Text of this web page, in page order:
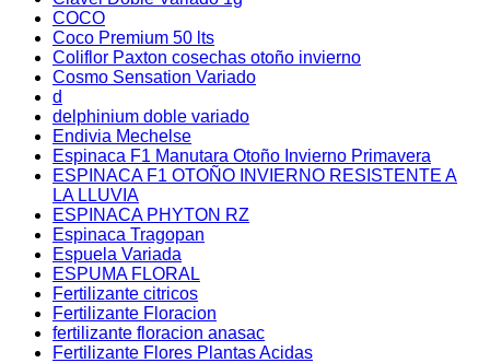
COCO
Coco Premium 50 lts
Coliflor Paxton cosechas otoño invierno
Cosmo Sensation Variado
d
delphinium doble variado
Endivia Mechelse
Espinaca F1 Manutara Otoño Invierno Primavera
ESPINACA F1 OTOÑO INVIERNO RESISTENTE A
LA LLUVIA
ESPINACA PHYTON RZ
Espinaca Tragopan
Espuela Variada
ESPUMA FLORAL
Fertilizante citricos
Fertilizante Floracion
fertilizante floracion anasac
Fertilizante Flores Plantas Acidas